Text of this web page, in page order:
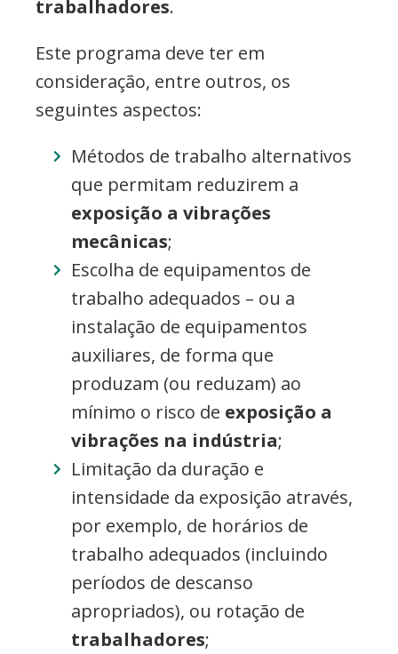
trabalhadores.
Este programa deve ter em
consideração, entre outros, os
seguintes aspectos:
Métodos de trabalho alternativos
que permitam reduzirem a
exposição a vibrações
mecânicas;
Escolha de equipamentos de
trabalho adequados – ou a
instalação de equipamentos
auxiliares, de forma que
produzam (ou reduzam) ao
mínimo o risco de exposição a
vibrações na indústria;
Limitação da duração e
intensidade da exposição através,
por exemplo, de horários de
trabalho adequados (incluindo
períodos de descanso
apropriados), ou rotação de
trabalhadores;